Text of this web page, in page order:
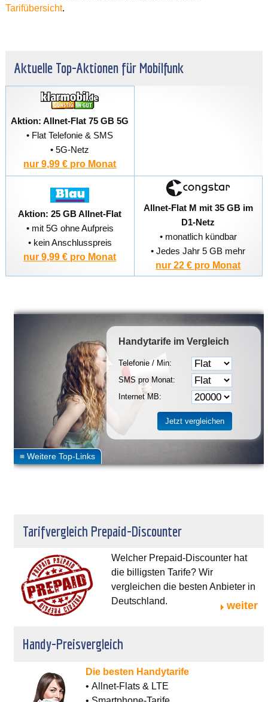
Tarifübersicht.
Aktuelle Top-Aktionen für Mobilfunk
Aktion: Allnet-Flat 75 GB 5G
• Flat Telefonie & SMS
• 5G-Netz
nur 9,99 € pro Monat
Aktion: 25 GB Allnet-Flat
• mit 5G ohne Aufpreis
• kein Anschlusspreis
nur 9,99 € pro Monat
Allnet-Flat M mit 35 GB im
D1-Netz
• monatlich kündbar
• Jedes Jahr 5 GB mehr
nur 22 € pro Monat
Handytarife im Vergleich
Telefonie / Min:
SMS pro Monat:
Internet MB:
Tarifvergleich Prepaid-Discounter
Welcher Prepaid-Discounter hat
die billigsten Tarife? Wir
vergleichen die besten Anbieter in
Deutschland.
weiter
Handy-Preisvergleich
Die besten Handytarife
• Allnet-Flats & LTE